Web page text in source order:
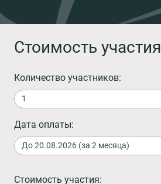
Стоимость участия
Количество участников:
Дата оплаты:
Стоимость участия: